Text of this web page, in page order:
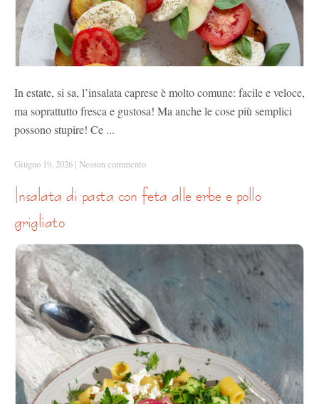
In estate, si sa, l’insalata caprese è molto comune: facile e veloce,
ma soprattutto fresca e gustosa! Ma anche le cose più semplici
possono stupire! Ce ...
Giugno 19, 2026 | Nessun commento
grigliato